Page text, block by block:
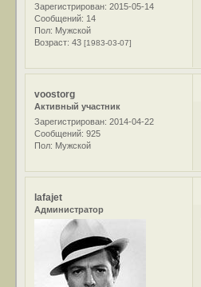
Зарегистрирован: 2015-05-14
Сообщений: 14
Пол: Мужской
Возраст: 43[1983-03-07]
voostorg
Активный участник
Зарегистрирован: 2014-04-22
Сообщений: 925
Пол: Мужской
lafajet
Администратор